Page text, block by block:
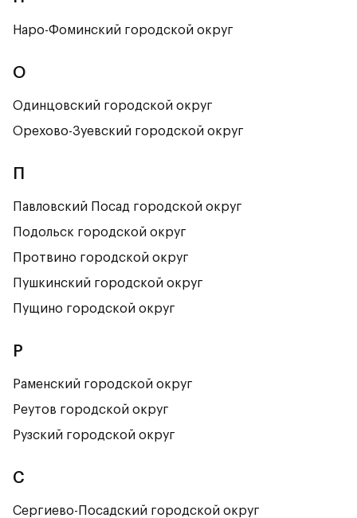
Наро-Фоминский городской округ
О
Одинцовский городской округ
Орехово-Зуевский городской округ
Павловский Посад городской округ
Подольск городской округ
Протвино городской округ
Пушкинский городской округ
Пущино городской округ
Р
Раменский городской округ
Реутов городской округ
Рузский городской округ
С
Сергиево-Посадский городской округ